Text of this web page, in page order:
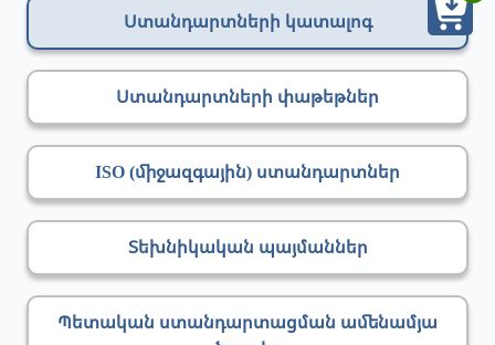
Ստանդարտների կատալոգ
Ստանդարտների փաթեթներ
ISO (միջազգային) ստանդարտներ
Տեխնիկական պայմաններ
Պետական ստանդարտացման ամենամյա